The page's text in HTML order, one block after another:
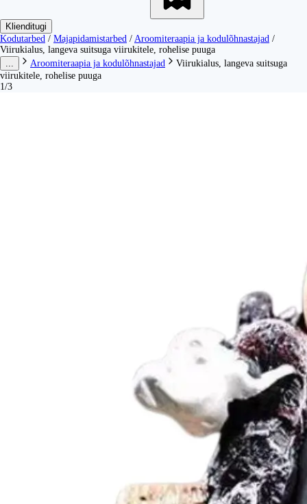
Klienditugi
Kodutarbed / Majapidamistarbed / Aroomiteraapia ja kodulõhnastajad /
Viirukialus, langeva suitsuga viirukitele, rohelise puuga
Aroomiteraapia ja kodulõhnastajad
Viirukialus, langeva suitsuga
viirukitele, rohelise puuga
1/3